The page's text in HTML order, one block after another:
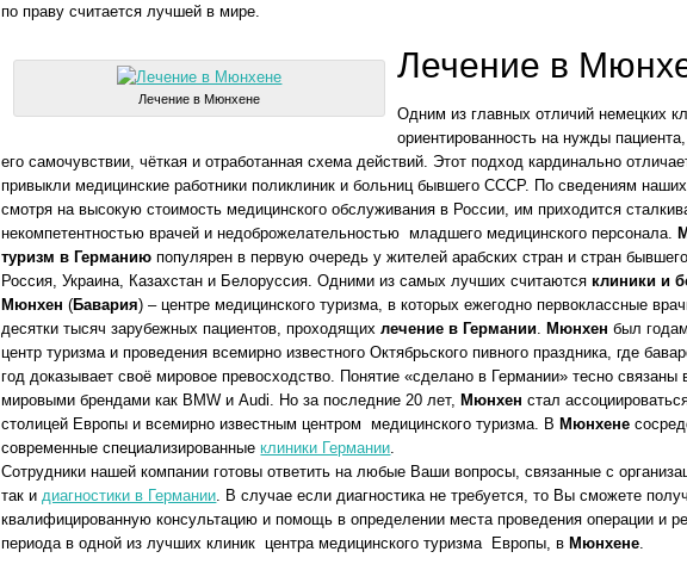
по праву считается лучшей в мире.
Лечение в Мюнхене
Лечение в
Одним из главных отличий немецких
ориентированность на нужды
его самочувствии, чёткая и отработанная схема действий. Этот подход кардинально
привыкли медицинские работники поликлиник и больниц бывшего СССР. По сведениям
смотря на высокую стоимость медицинского обслуживания в России, им приходится
некомпетентностью врачей и недоброжелательностью младшего медицинского персонала.
туризм в Германию популярен в первую очередь у жителей арабских стран и стран
Россия, Украина, Казахстан и Белоруссия. Одними из самых лучших считаютсяклиники и
Мюнхен (Бавария) – центре медицинского туризма, в которых ежегодно первоклассные
десятки тысяч зарубежных пациентов, проходящихлечение в Германии. Мюнхен был
центр туризма и проведения всемирно известного Октябрьского пивного праздника, где
год доказывает своё мировое превосходство. Понятие «сделано в Германии» тесно связаны
мировыми брендами как BMW и Audi. Но за последние 20 лет, Мюнхен стал
столицей Европы и всемирно известным центром медицинского туризма. В Мюнхене
современные специализированныеклиники Германии.
Сотрудники нашей компании готовы ответить на любые Ваши вопросы, связанные с
так идиагностики в Германии. В случае если диагностика не требуется, то Вы сможете
квалифицированную консультацию и помощь в определении места проведения операции и
периода в одной из лучших клиник центра медицинского туризма Европы, в Мюнхене.